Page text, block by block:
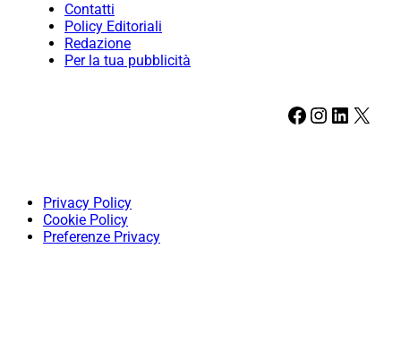
Contatti
Policy Editoriali
Redazione
Per la tua pubblicità
Facebook Instagram LinkedIn X
Privacy Policy
Cookie Policy
Preferenze Privacy